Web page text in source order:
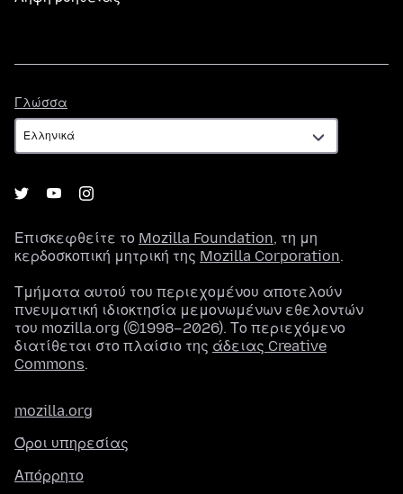
Γλώσσα
Επισκεφθείτε το Mozilla Foundation, τη μη
κερδοσκοπική μητρική της Mozilla Corporation.
Τμήματα αυτού του περιεχομένου αποτελούν
πνευματική ιδιοκτησία μεμονωμένων εθελοντών
του mozilla.org (©1998–2026). Το περιεχόμενο
διατίθεται στο πλαίσιο της άδειας Creative
Commons.
mozilla.org
Όροι υπηρεσίας
Απόρρητο